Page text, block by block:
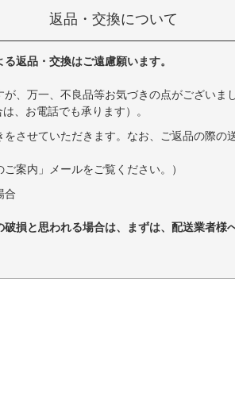
返品・交換について
返品・交換はご遠慮願います。
、万一、不良品等お気づきの点がございまし
、お電話でも承ります）。
をさせていただきます。なお、ご返品の際
案内」メールをご覧ください。）
合
損と思われる場合は、まずは、配送業者様